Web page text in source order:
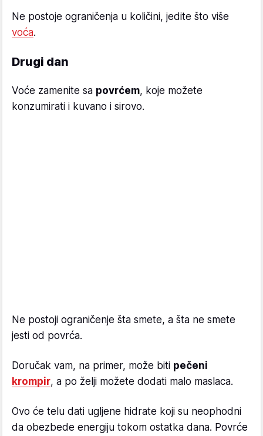
Ne postoje ograničenja u količini, jedite što više
voća.
Drugi dan
Voće zamenite sa povrćem, koje možete
konzumirati i kuvano i sirovo.
Ne postoji ograničenje šta smete, a šta ne smete
jesti od povrća.
Doručak vam, na primer, može biti pečeni
krompir, a po želji možete dodati malo maslaca.
Ovo će telu dati ugljene hidrate koji su neophodni
da obezbede energiju tokom ostatka dana. Povrće